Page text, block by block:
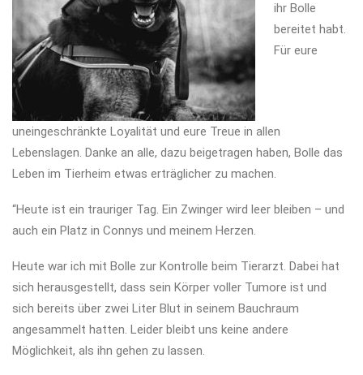
ihr Bolle
bereitet habt.
Für eure
uneingeschränkte Loyalität und eure Treue in allen
Lebenslagen. Danke an alle, dazu beigetragen haben, Bolle das
Leben im Tierheim etwas erträglicher zu machen.
“Heute ist ein trauriger Tag. Ein Zwinger wird leer bleiben – und
auch ein Platz in Connys und meinem Herzen.
Heute war ich mit Bolle zur Kontrolle beim Tierarzt. Dabei hat
sich herausgestellt, dass sein Körper voller Tumore ist und
sich bereits über zwei Liter Blut in seinem Bauchraum
angesammelt hatten. Leider bleibt uns keine andere
Möglichkeit, als ihn gehen zu lassen.